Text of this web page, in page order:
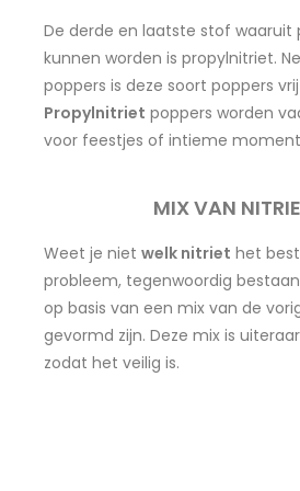
De derde en laatste stof waaruit
kunnen worden is propylnitriet.
poppers is deze soort poppers
Propylnitriet poppers worden
voor feestjes of intieme
MIX VAN
Weet je niet welk nitriet het
probleem, tegenwoordig
op basis van een mix van de
gevormd zijn. Deze mix is
zodat het veilig is.